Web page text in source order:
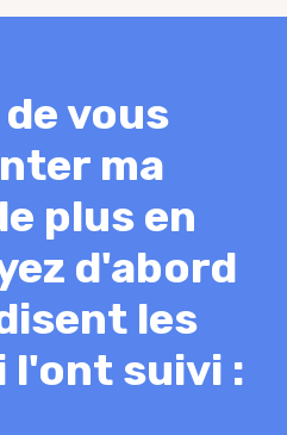
vous
ma
plus en
d'abord
les
l'ont suivi :